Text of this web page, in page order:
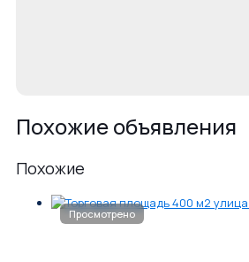
Похожие объявления
Похожие